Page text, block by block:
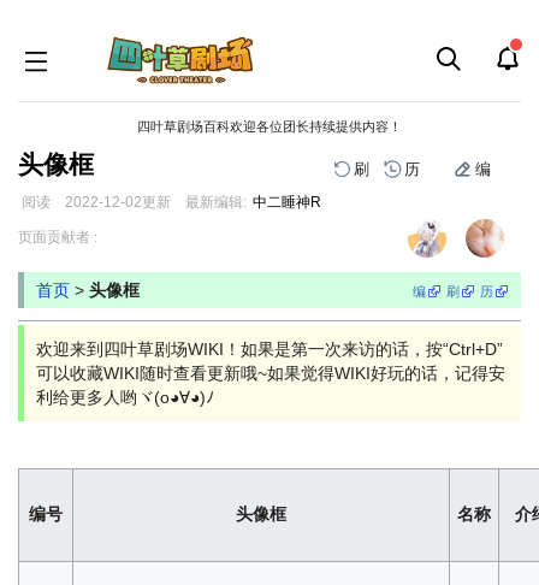
四叶草剧场百科欢迎各位团长持续提供内容！
头像框 刷 历 编
阅读 2022-12-02更新 最新编辑: 中二睡神R
跳
导
跳
搜
页面贡献者 :
编 刷 历
首页 > 头像框
欢迎来到四叶草剧场WIKI！如果是第一次来访的话，按“Ctrl+D”
可以收藏WIKI随时查看更新哦~如果觉得WIKI好玩的话，记得安
利给更多人哟ヾ(o◕∀◕)ﾉ
编号 头像框 名称 介